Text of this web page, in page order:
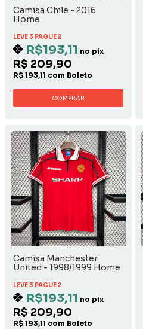
Camisa Chile - 2016
Home
LEVE 3 PAGUE 2
R$193,11 no pix
R$ 209,90
R$ 193,11 com Boleto
COMPRAR
Camisa Manchester
United - 1998/1999 Home
LEVE 3 PAGUE 2
R$193,11 no pix
R$ 209,90
R$ 193,11 com Boleto